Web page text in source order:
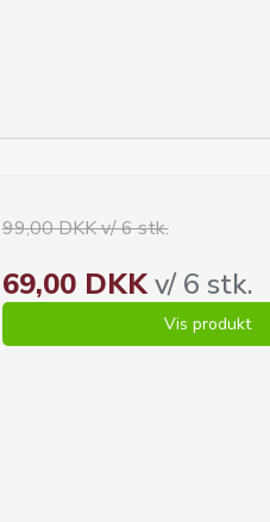
99,00 DKK v/ 6 stk.
69,00 DKKv/ 6 stk.
Vis produkt